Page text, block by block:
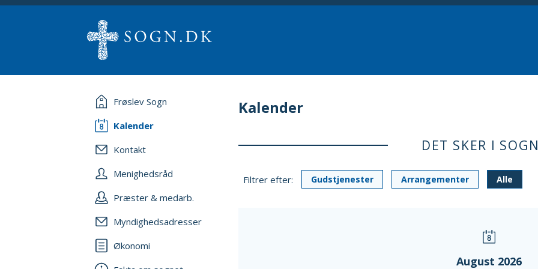
Frøslev Sogn
Kalender
Kontakt
Menighedsråd
Præster & medarb.
Myndighedsadresser
Økonomi
Kalender
DET SKER I
Filtrer efter: Gudstjenester Arrangementer Alle
August 2026